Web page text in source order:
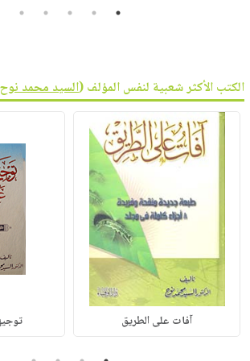
1
2
3
4
5
الكتب الأكثر شعبية لنفس المؤلف (السيد محمد نوح
آفات على الطريق